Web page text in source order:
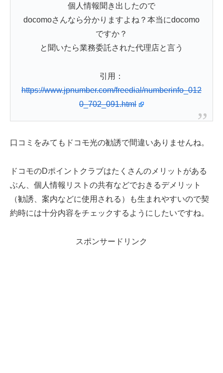
個人情報聞き出したので
docomoさんなら分かりますよね？本当にdocomo
ですか？
と聞いたら業務委託された代理店と言う
引用：
https://www.jpnumber.com/freedial/numberinfo_012
0_702_091.html
口コミをみてもドコモ光の勧誘で間違いありませんね。
ドコモのDポイントクラブはたくさんのメリットがある
ぶん、個人情報リストの共有などでおきるデメリット
（勧誘、案内などに使用される）も生まれやすいので契
約時には十分内容をチェックするようにしたいですね。
スポンサードリンク